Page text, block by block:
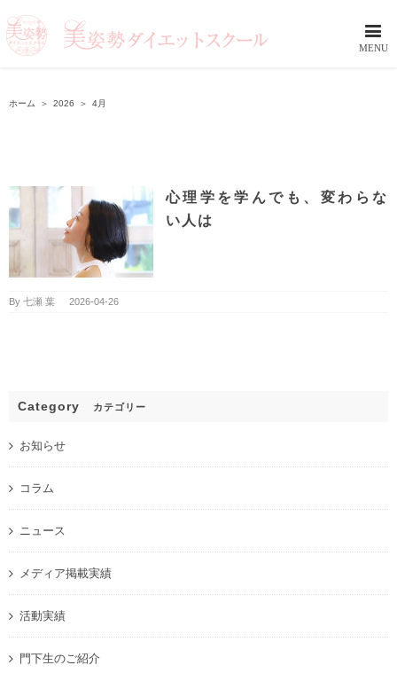
ホーム ＞ 2026 ＞ 4月
心理学を学んでも、変わらな
い人は
By 七瀬 葉 2026-04-26
Category カテゴリー
お知らせ
コラム
ニュース
メディア掲載実績
活動実績
門下生のご紹介